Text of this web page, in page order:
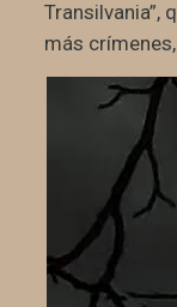
Transilvania”,
más